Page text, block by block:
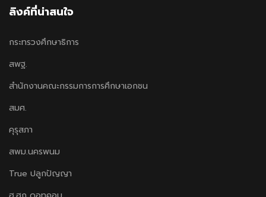
ลิงค์ที่น่าสนใจ
กระทรวงศึกษาธิการ
สพฐ.
สำนักงานคณะกรรมการการศึกษาเอกชน
สมศ.
คุรุสภา
สพม.นครพนม
True ปลูกปัญญา